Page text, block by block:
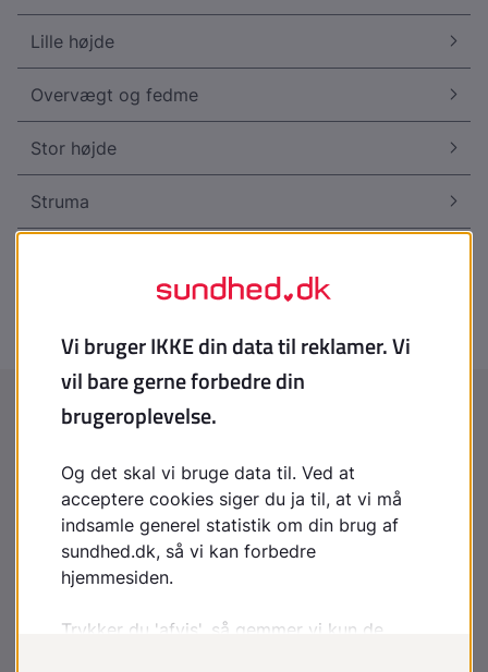
Lille højde
Overvægt og fedme
Stor højde
Struma